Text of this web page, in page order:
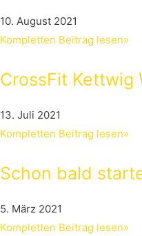
10. August 2021
Kompletten Beitrag lesen»
CrossFit
13. Juli 2021
Kompletten Beitrag lesen»
Schon bald
5. März 2021
Kompletten Beitrag lesen»